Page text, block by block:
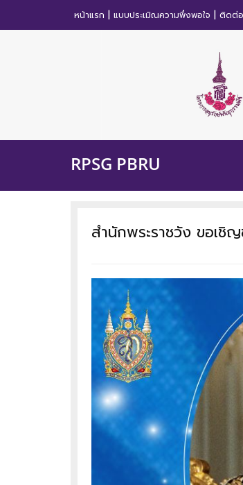
หน้าแรก | แบบประเมิณความพึ่งพอใจ | ติดต่อ
RPSG PBRU
สำนักพระราชวัง ขอเชิ